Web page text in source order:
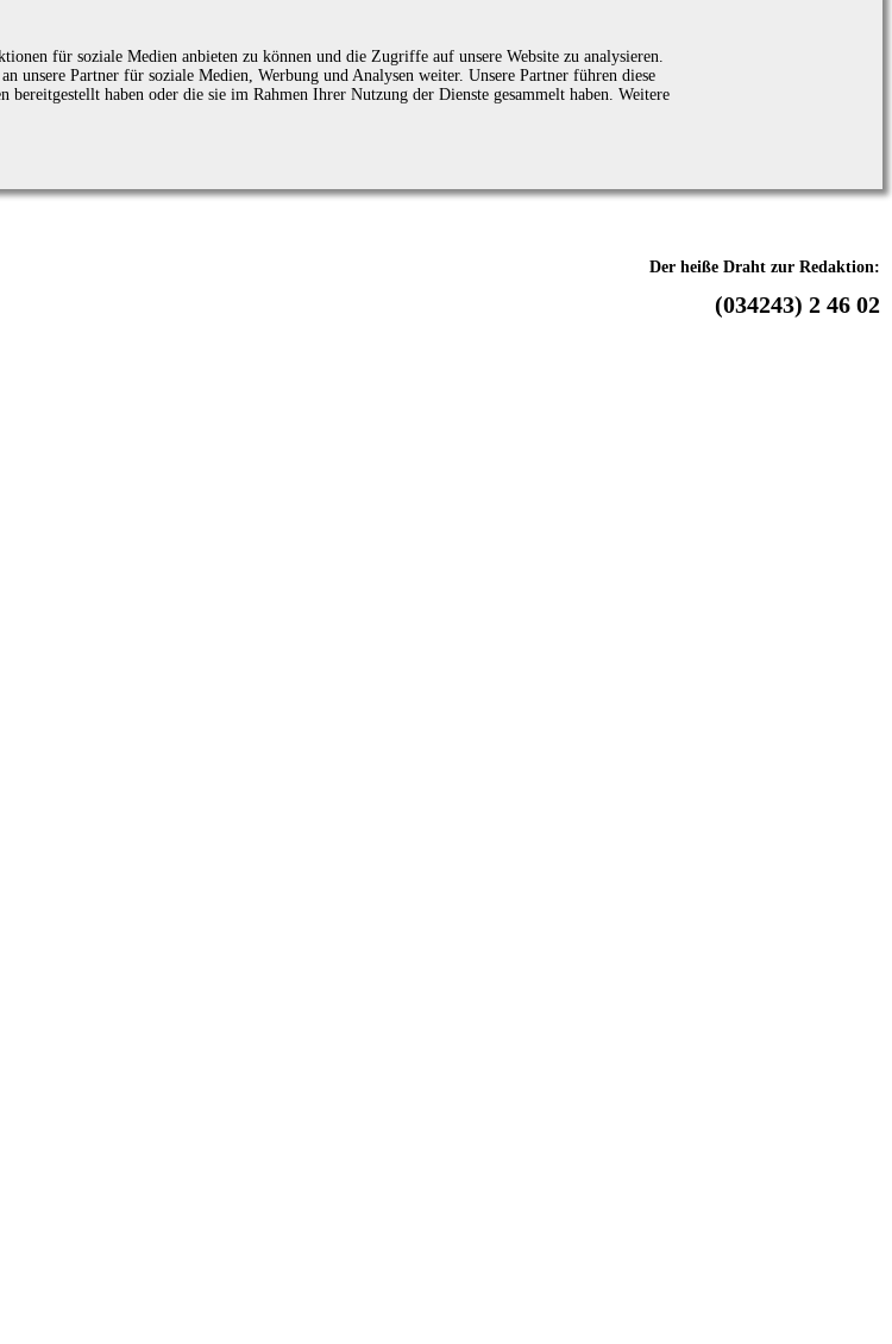
für soziale Medien anbieten zu können und die Zugriffe auf unsere Website zu analysieren.
unsere Partner für soziale Medien, Werbung und Analysen weiter. Unsere Partner führen diese
haben oder die sie im Rahmen Ihrer Nutzung der Dienste gesammelt haben. Weitere
Der heiße Draht zur Redaktion:
(034243) 2 46 02